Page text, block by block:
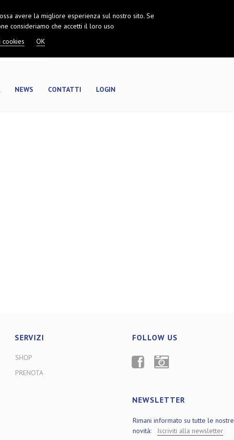
NEWS CONTATTI LOGIN
SERVIZI
SHOP
PRENOTA
FOLLOW US
FACEBOOK
NEWSLETTER
Rimani informato su tutte le nostre
novità:
Iscriviti alla newsletter
avere la migliore esperienza sul nostro sito. Se
consideriamo che accetti il loro uso
cookies
OK